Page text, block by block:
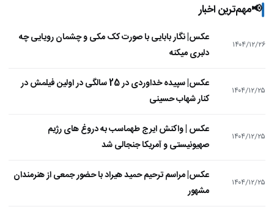
📢مهم‌ترین اخبار
۱۴۰۴/۱۲/۲۶
عکس| نگار بابایی با صورت کک مکی و چشمان رویایی چه
دلبری میکنه
۱۴۰۴/۱۲/۲۵
عکس| سپیده خداوردی در 25 سالگی در اولین فیلمش در
کنار شهاب حسینی
۱۴۰۴/۱۲/۲۵
عکس | واکنش ایرج طهماسب به دروغ های رژیم
صهیونیستی و آمریکا جنجالی شد
۱۴۰۴/۱۲/۲۵
عکس| مراسم ترحیم حمید هیراد با حضور جمعی از هنرمندان
مشهور